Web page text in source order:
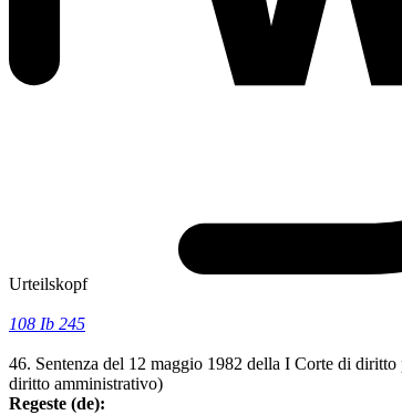
Urteilskopf
108 Ib 245
46. Sentenza del 12 maggio 1982 della I Corte di
diritto amministrativo)
Regeste (de):